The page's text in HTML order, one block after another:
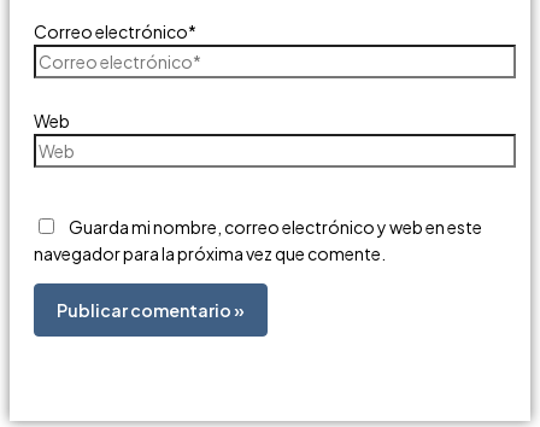
Correo electrónico*
Web
Guarda mi nombre, correo electrónico y web en este
navegador para la próxima vez que comente.